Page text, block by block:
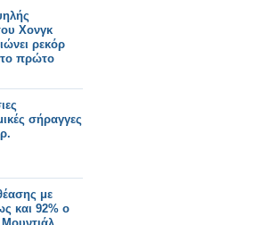
Χονγκ
ρεκόρ
πρώτο
σήραγγες
με
και 92% ο